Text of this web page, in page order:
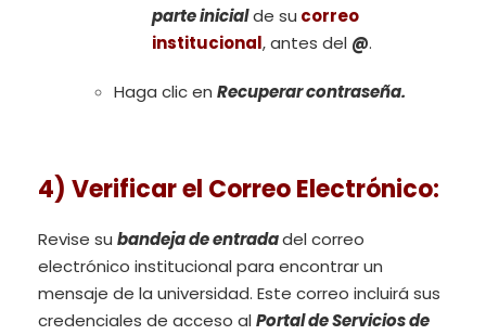
parte inicialde su correo
institucional, antes del @.
Haga clic en Recuperar contraseña.
4) Verificar el Correo Electrónico:
Revise su bandeja de entradadel correo
electrónico institucional para encontrar un
mensaje de la universidad. Este correo incluirá sus
credenciales de acceso al Portal de Servicios de